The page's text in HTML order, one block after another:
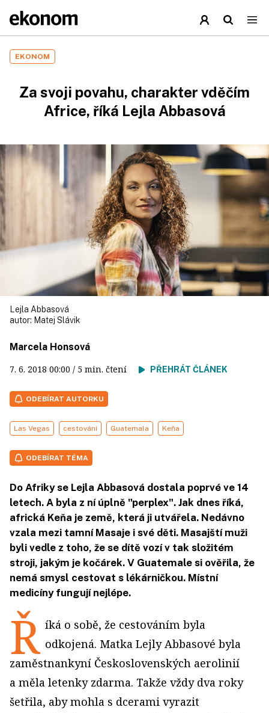
EKONOM
Za svoji povahu, charakter vděčím
Africe, říká Lejla Abbasová
Lejla Abbasová
autor: Matej Slávik
Marcela Honsová
7. 6. 2018 00:00 / 5 min. čtení PŘEHRÁT ČLÁNEK
ODEBÍRAT AUTORKU
Las Vegas cestování Guatemala Keňa
ODEBÍRAT TÉMA
Do Afriky se Lejla Abbasová dostala poprvé ve 14
letech. A byla z ní úplně "perplex". Jak dnes říká,
africká Keňa je země, která ji utvářela. Nedávno
vzala mezi tamní Masaje i své děti. Masajští muži
byli vedle z toho, že se dítě vozí v tak složitém
stroji, jakým je kočárek. V Guatemale si ověřila, že
nemá smysl cestovat s lékárničkou. Místní
medicíny fungují nejlépe.
Ř íká o sobě, že cestováním byla
odkojená. Matka Lejly Abbasové byla
zaměstnankyní Československých aero­linií
a měla letenky zdarma. Takže vždy dva roky
šetřila, aby mohla s dcerami vyrazit